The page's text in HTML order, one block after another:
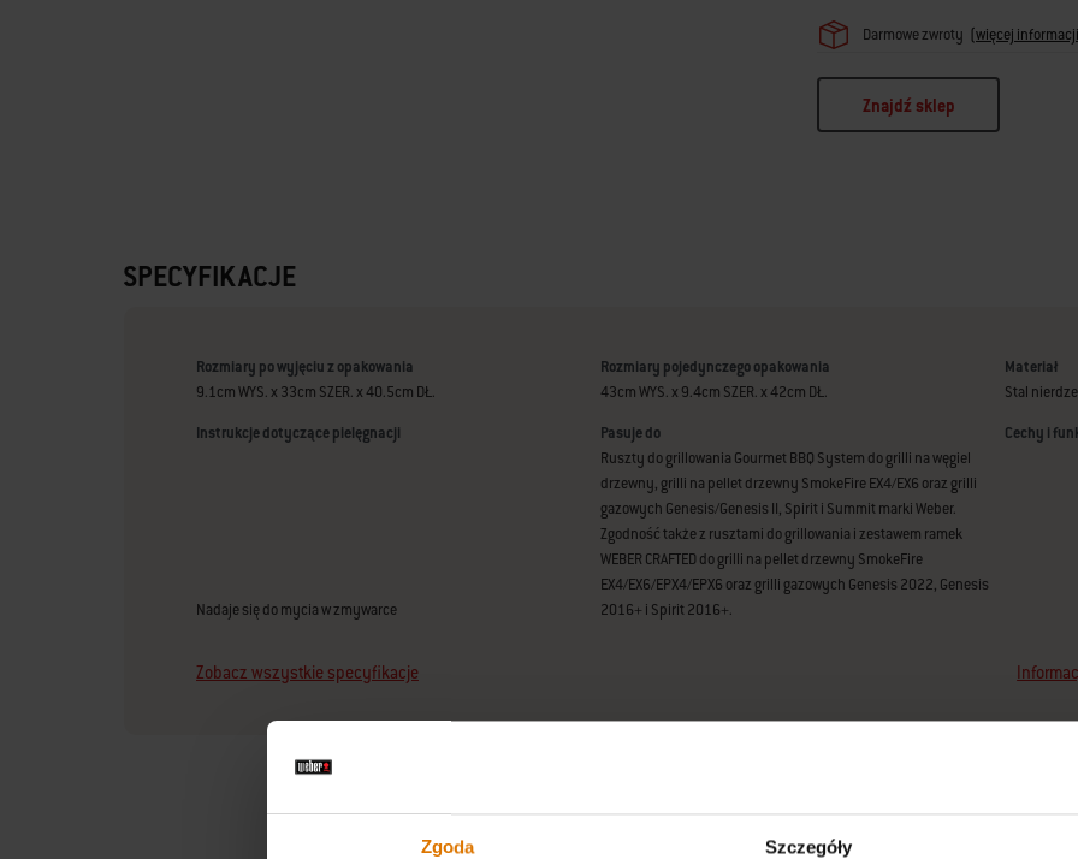
Zgoda Szczegóły
Darmowe zwroty (więcej informacji
Znajdź sklep
SPECYFIKACJE
Rozmiary po wyjęciu z opakowania
9.1cm WYS. x 33cm SZER. x 40.5cm DŁ.
Rozmiary pojedynczego opakowania
43cm WYS. x 9.4cm SZER. x 42cm DŁ.
Materiał
Stal
Instrukcje dotyczące pielęgnacji
Nadaje się do mycia w zmywarce
Pasuje do
Ruszty do grillowania Gourmet BBQ System do grilli na węgiel
drzewny, grilli na pellet drzewny SmokeFire EX4/EX6 oraz grilli
gazowych Genesis/Genesis II, Spirit i Summit marki Weber.
Zgodność także z rusztami do grillowania i zestawem ramek
WEBER CRAFTED do grilli na pellet drzewny SmokeFire
EX4/EX6/EPX4/EPX6 oraz grilli gazowych Genesis 2022, Genesis
2016+ i Spirit 2016+.
Cechy i
Zobacz wszystkie specyfikacje